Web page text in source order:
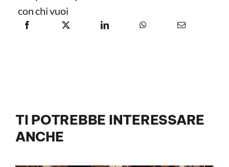
con chi vuoi
TI POTREBBE INTERESSARE
ANCHE